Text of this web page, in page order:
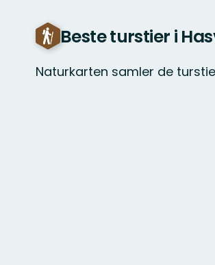
Beste turstier i
Naturkarten samler de